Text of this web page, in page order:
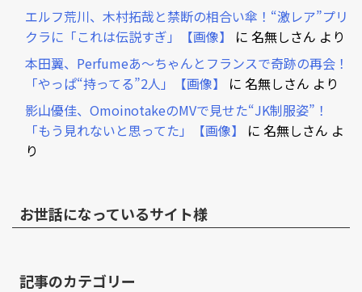
エルフ荒川、木村拓哉と禁断の相合い傘！“激レア”プリ
クラに「これは伝説すぎ」【画像】
に 名無しさん より
本田翼、Perfumeあ～ちゃんとフランスで奇跡の再会！
「やっぱ“持ってる”2人」【画像】
に 名無しさん より
影山優佳、OmoinotakeのMVで見せた“JK制服姿”！
「もう見れないと思ってた」【画像】
に 名無しさん よ
り
お世話になっているサイト様
記事のカテゴリー